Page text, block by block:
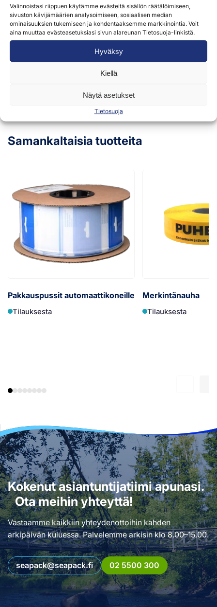
Valinnoistasi riippuen käytämme evästeitä sisällön räätälöimiseen,
sivuston kävijämäärien analysoimiseen, sosiaalisen median
ominaisuuksien tukemiseen ja kohdentaaksemme markkinointia. Voit
aina muuttaa evästeasetuksiasi sivun alareunan Tietosuoja-linkistä.
Hyväksy
Kiellä
Näytä asetukset
Tietosuoja
palveluidemme tarjoamiseen ja toimittamiseen.
Lisätietoja löydättietosuojaselosteestamme »
Samankaltaisia tuotteita
Pakkauspussit automaattikoneille
Tilauksesta
Merkintänauha
Tilauksesta
Kokenut asiantuntijatiimi apunasi.
Ota meihin yhteyttä!
Vastaamme kaikkiin yhteydenottoihin kahden
arkipäivän kuluessa. Palvelemme arkisin klo 8.00–15.00.
seapack@seapack.fi 02 5500 300